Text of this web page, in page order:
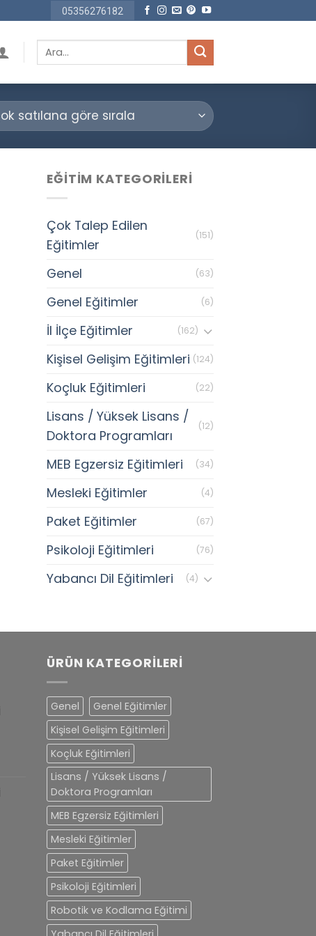
05356276182
Ara:
EĞITIM KATEGORILERI
Çok Talep Edilen
Eğitimler
(151)
Genel (63)
Genel Eğitimler (6)
İl İlçe Eğitimler (162)
Kişisel Gelişim Eğitimleri (124)
Koçluk Eğitimleri (22)
Lisans / Yüksek Lisans /
Doktora Programları
(12)
MEB Egzersiz Eğitimleri (34)
Mesleki Eğitimler (4)
Paket Eğitimler (67)
Psikoloji Eğitimleri (76)
Yabancı Dil Eğitimleri (4)
ÜRÜN KATEGORILERI
Genel
Genel Eğitimler
Kişisel Gelişim Eğitimleri
Koçluk Eğitimleri
Lisans / Yüksek Lisans /
Doktora Programları
MEB Egzersiz Eğitimleri
Mesleki Eğitimler
Paket Eğitimler
Psikoloji Eğitimleri
Robotik ve Kodlama Eğitimi